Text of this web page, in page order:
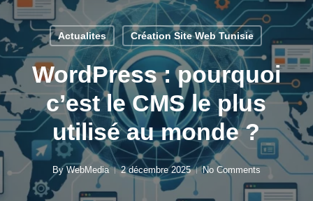
Actualites Création Site Web Tunisie
WordPress : pourquoi
c’est le CMS le plus
utilisé au monde ?
By WebMedia 2 décembre 2025 No Comments